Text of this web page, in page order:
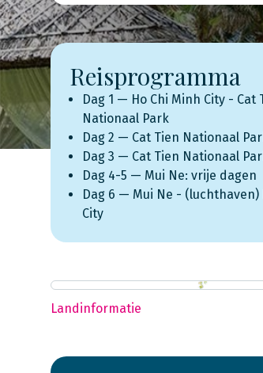
Reisprogramma
Dag 1 — Ho Chi Minh City - Cat
Nationaal Park
Dag 2 — Cat Tien Nationaal
Dag 3 — Cat Tien Nationaal
Dag 4-5 — Mui Ne: vrije dagen
Dag 6 — Mui Ne - (luchthaven)
City
Landinformatie